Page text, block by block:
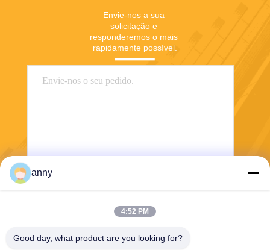
Envie-nos a sua
solicitação e
responderemos o mais
rapidamente possível.
Enviar
anny
4:52 PM
Good day, what product are you looking for?